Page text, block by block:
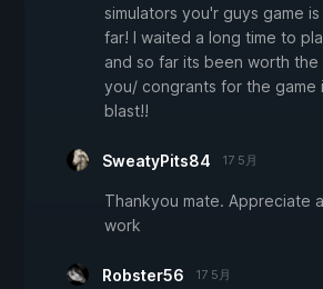
simulators you'r guys game
far! I waited a long time to
and so far its been worth the
you/ congrants for the game
blast!!
SweatyPits84 17 5月
Thankyou mate. Appreciate
work
Robster56 17 5月